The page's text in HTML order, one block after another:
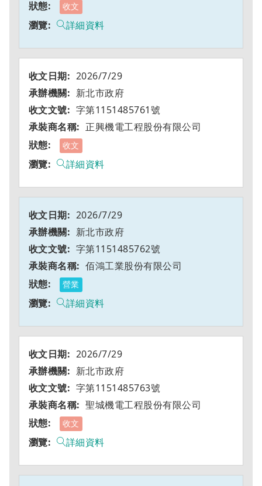
收文
詳細資料
2026/7/29
新北市政府
字第1151485761號
正興機電工程股份有限公司
收文
詳細資料
2026/7/29
新北市政府
字第1151485762號
佰鴻工業股份有限公司
營業
詳細資料
2026/7/29
新北市政府
字第1151485763號
聖城機電工程股份有限公司
收文
詳細資料